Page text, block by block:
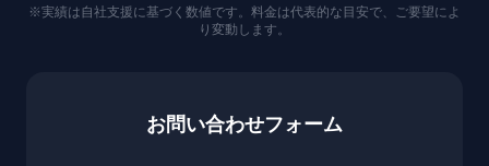
※実績は自社支援に基づく数値です。料金は代表的な目安で、ご要望によ
り変動します。
お問い合わせフォーム